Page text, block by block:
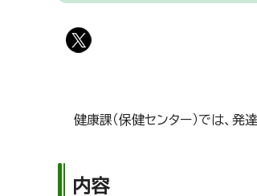
健康課（保健センター）では、
内容